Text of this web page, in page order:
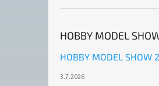
HOBBY MODEL
HOBBY MODEL SHOW
3.7.2026